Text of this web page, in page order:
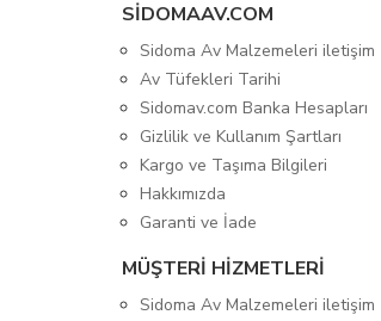
SIDOMAAV.COM
Sidoma Av Malzemeleri iletişim
Av Tüfekleri Tarihi
Sidomav.com Banka Hesapları
Gizlilik ve Kullanım Şartları
Kargo ve Taşıma Bilgileri
Hakkımızda
Garanti ve İade
MÜŞTERİ HİZMETLERİ
Sidoma Av Malzemeleri iletişim